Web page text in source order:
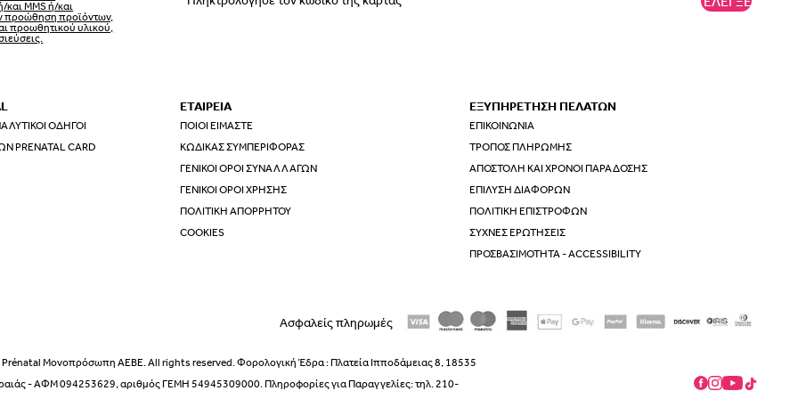
MMS ή/και
προώθηση προϊόντων,
προωθητικού υλικού,
ΟΔΗΓΟΊ
PRENATAL CARD
ΕΤΑΙΡΕΙΑ
ΠΟΙΟΙ ΕΊΜΑΣΤΕ
ΚΏΔΙΚΑΣ ΣΥΜΠΕΡΙΦΟΡΆΣ
ΓΕΝΙΚΟΊ ΌΡΟΙ ΣΥΝΑΛΛΑΓΏΝ
ΓΕΝΙΚΟΊ ΌΡΟΙ ΧΡΉΣΗΣ
ΠΟΛΙΤΙΚΉ ΑΠΟΡΡΉΤΟΥ
COOKIES
ΕΞΥΠΗΡΕΤΗΣΗ ΠΕΛΑΤΩΝ
ΕΠΙΚΟΙΝΩΝΊΑ
ΤΡΌΠΟΣ ΠΛΗΡΩΜΉΣ
ΑΠΟΣΤΟΛΉ ΚΑΙ ΧΡΌΝΟΙ ΠΑΡΆΔΟΣΗΣ
ΕΠΊΛΥΣΗ ΔΙΑΦΟΡΏΝ
ΠΟΛΙΤΙΚΉ ΕΠΙΣΤΡΟΦΏΝ
ΣΥΧΝΈΣ ΕΡΩΤΉΣΕΙΣ
ΠΡΟΣΒΑΣΙΜΌΤΗΤΑ - ACCESSIBILITY
Ασφαλείς πληρωμές
Μονοπρόσωπη ΑΕΒΕ. All rights reserved. Φορολογική Έδρα : Πλατεία Ιπποδάμειας 8, 18535
- ΑΦΜ 094253629, αριθμός ΓΕΜΗ 54945309000. Πληροφορίες για Παραγγελίες: τηλ. 210-